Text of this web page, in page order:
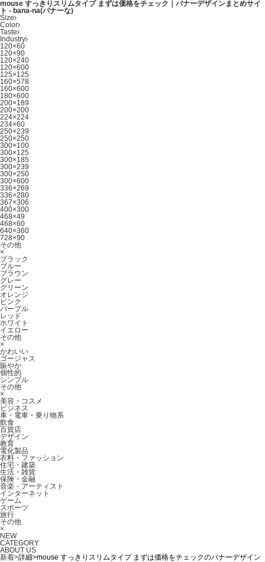
mouse すっきりスリムタイプ まずは価格をチェック｜バナーデザインまとめサイ
ト - bana-na(バナーな)
Size
Color
Taste
Industry
120×60
120×90
120×240
120×600
125×125
160×578
160×600
180×600
200×189
200×200
224×224
234×60
250×239
250×250
300×100
300×125
300×185
300×239
300×250
300×600
336×269
336×280
367×306
400×300
468×49
468×60
640×360
728×90
その他
×
ブラック
ブルー
ブラウン
グレー
グリーン
オレンジ
ピンク
パープル
レッド
ホワイト
イエロー
その他
×
かわいい
ゴージャス
賑やか
個性的
シンプル
その他
×
美容・コスメ
ビジネス
車・電車・乗り物系
飲食
百貨店
デザイン
教育
電化製品
衣料・ファッション
住宅・建築
生活・雑貨
保険・金融
音楽・アーティスト
インターネット
ゲーム
スポーツ
旅行
その他
×
NEW
CATEGORY
ABOUT US
新着>詳細>mouse すっきりスリムタイプ まずは価格をチェックのバナーデザイン